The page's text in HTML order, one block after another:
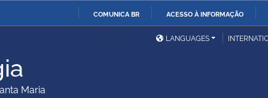
COMUNICA BR ACESSO À INFORMAÇÃO
Ministério da Defesa
Ministério das Relações
Exteriores
Ministério da Cidadania
LANGUAGES
Maria